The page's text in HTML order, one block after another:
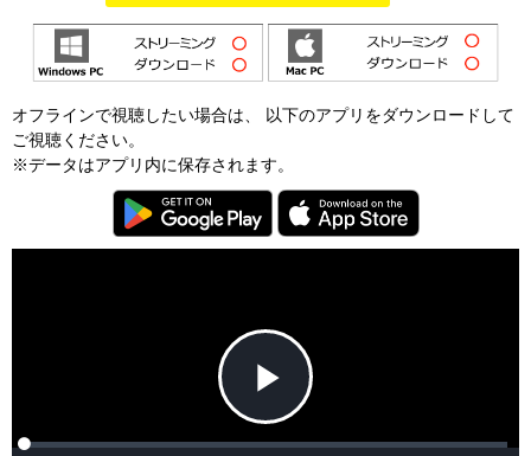
オフラインで視聴したい場合は、 以下のアプリをダウンロードして
ご視聴ください。
※データはアプリ内に保存されます。
P
L
P